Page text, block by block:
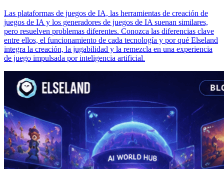
Las plataformas de juegos de IA, las herramientas de creación de
juegos de IA y los generadores de juegos de IA suenan similares,
pero resuelven problemas diferentes. Conozca las diferencias clave
entre ellos, el funcionamiento de cada tecnología y por qué Elseland
integra la creación, la jugabilidad y la remezcla en una experiencia
de juego impulsada por inteligencia artificial.